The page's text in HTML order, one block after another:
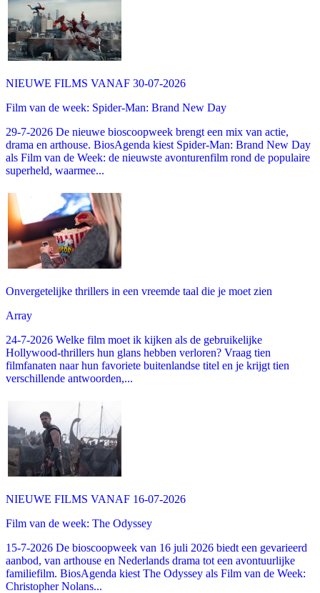
NIEUWE FILMS VANAF 30-07-2026
Film van de week: Spider-Man: Brand New Day
29-7-2026 De nieuwe bioscoopweek brengt een mix van actie,
drama en arthouse. BiosAgenda kiest Spider-Man: Brand New Day
als Film van de Week: de nieuwste avonturenfilm rond de populaire
superheld, waarmee...
Onvergetelijke thrillers in een vreemde taal die je moet zien
Array
24-7-2026 Welke film moet ik kijken als de gebruikelijke
Hollywood-thrillers hun glans hebben verloren? Vraag tien
filmfanaten naar hun favoriete buitenlandse titel en je krijgt tien
verschillende antwoorden,...
NIEUWE FILMS VANAF 16-07-2026
Film van de week: The Odyssey
15-7-2026 De bioscoopweek van 16 juli 2026 biedt een gevarieerd
aanbod, van arthouse en Nederlands drama tot een avontuurlijke
familiefilm. BiosAgenda kiest The Odyssey als Film van de Week:
Christopher Nolans...